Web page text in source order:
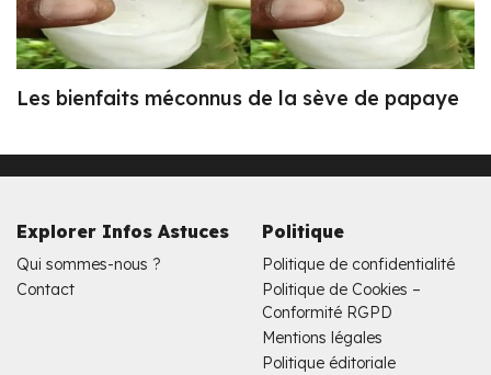
Les bienfaits méconnus de la sève de papaye
Explorer Infos Astuces
Qui sommes-nous ?
Contact
Politique
Politique de confidentialité
Politique de Cookies –
Conformité RGPD
Mentions légales
Politique éditoriale